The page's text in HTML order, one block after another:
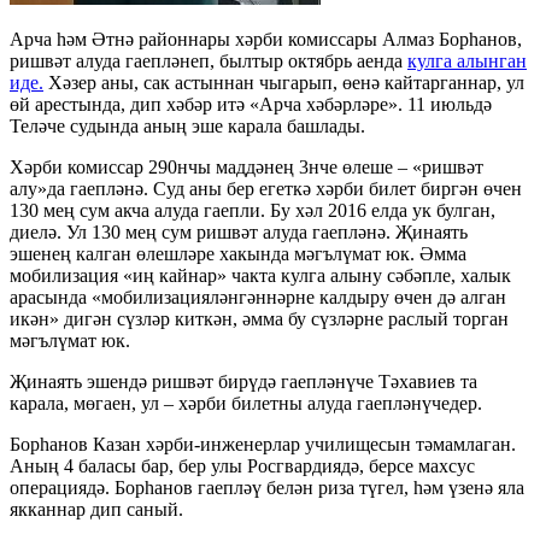
Арча һәм Әтнә районнары хәрби комиссары Алмаз Борһанов,
ришвәт алуда гаепләнеп, былтыр октябрь аенда кулга алынган
иде. Хәзер аны, сак астыннан чыгарып, өенә кайтарганнар, ул
өй арестында, дип хәбәр итә «Арча хәбәрләре». 11 июльдә
Теләче судында аның эше карала башлады.
Хәрби комиссар 290нчы маддәнең 3нче өлеше – «ришвәт
алу»да гаепләнә. Суд аны бер егеткә хәрби билет биргән өчен
130 мең сум акча алуда гаепли. Бу хәл 2016 елда ук булган,
диелә. Ул 130 мең сум ришвәт алуда гаепләнә. Җинаять
эшенең калган өлешләре хакында мәгълүмат юк. Әмма
мобилизация «иң кайнар» чакта кулга алыну сәбәпле, халык
арасында «мобилизацияләнгәннәрне калдыру өчен дә алган
икән» дигән сүзләр киткән, әмма бу сүзләрне раслый торган
мәгълүмат юк.
Җинаять эшендә ришвәт бирүдә гаепләнүче Тәхавиев та
карала, мөгаен, ул – хәрби билетны алуда гаепләнүчедер.
Борһанов Казан хәрби-инженерлар училищесын тәмамлаган.
Аның 4 баласы бар, бер улы Росгвардиядә, берсе махсус
операциядә. Борһанов гаепләү белән риза түгел, һәм үзенә яла
якканнар дип саный.